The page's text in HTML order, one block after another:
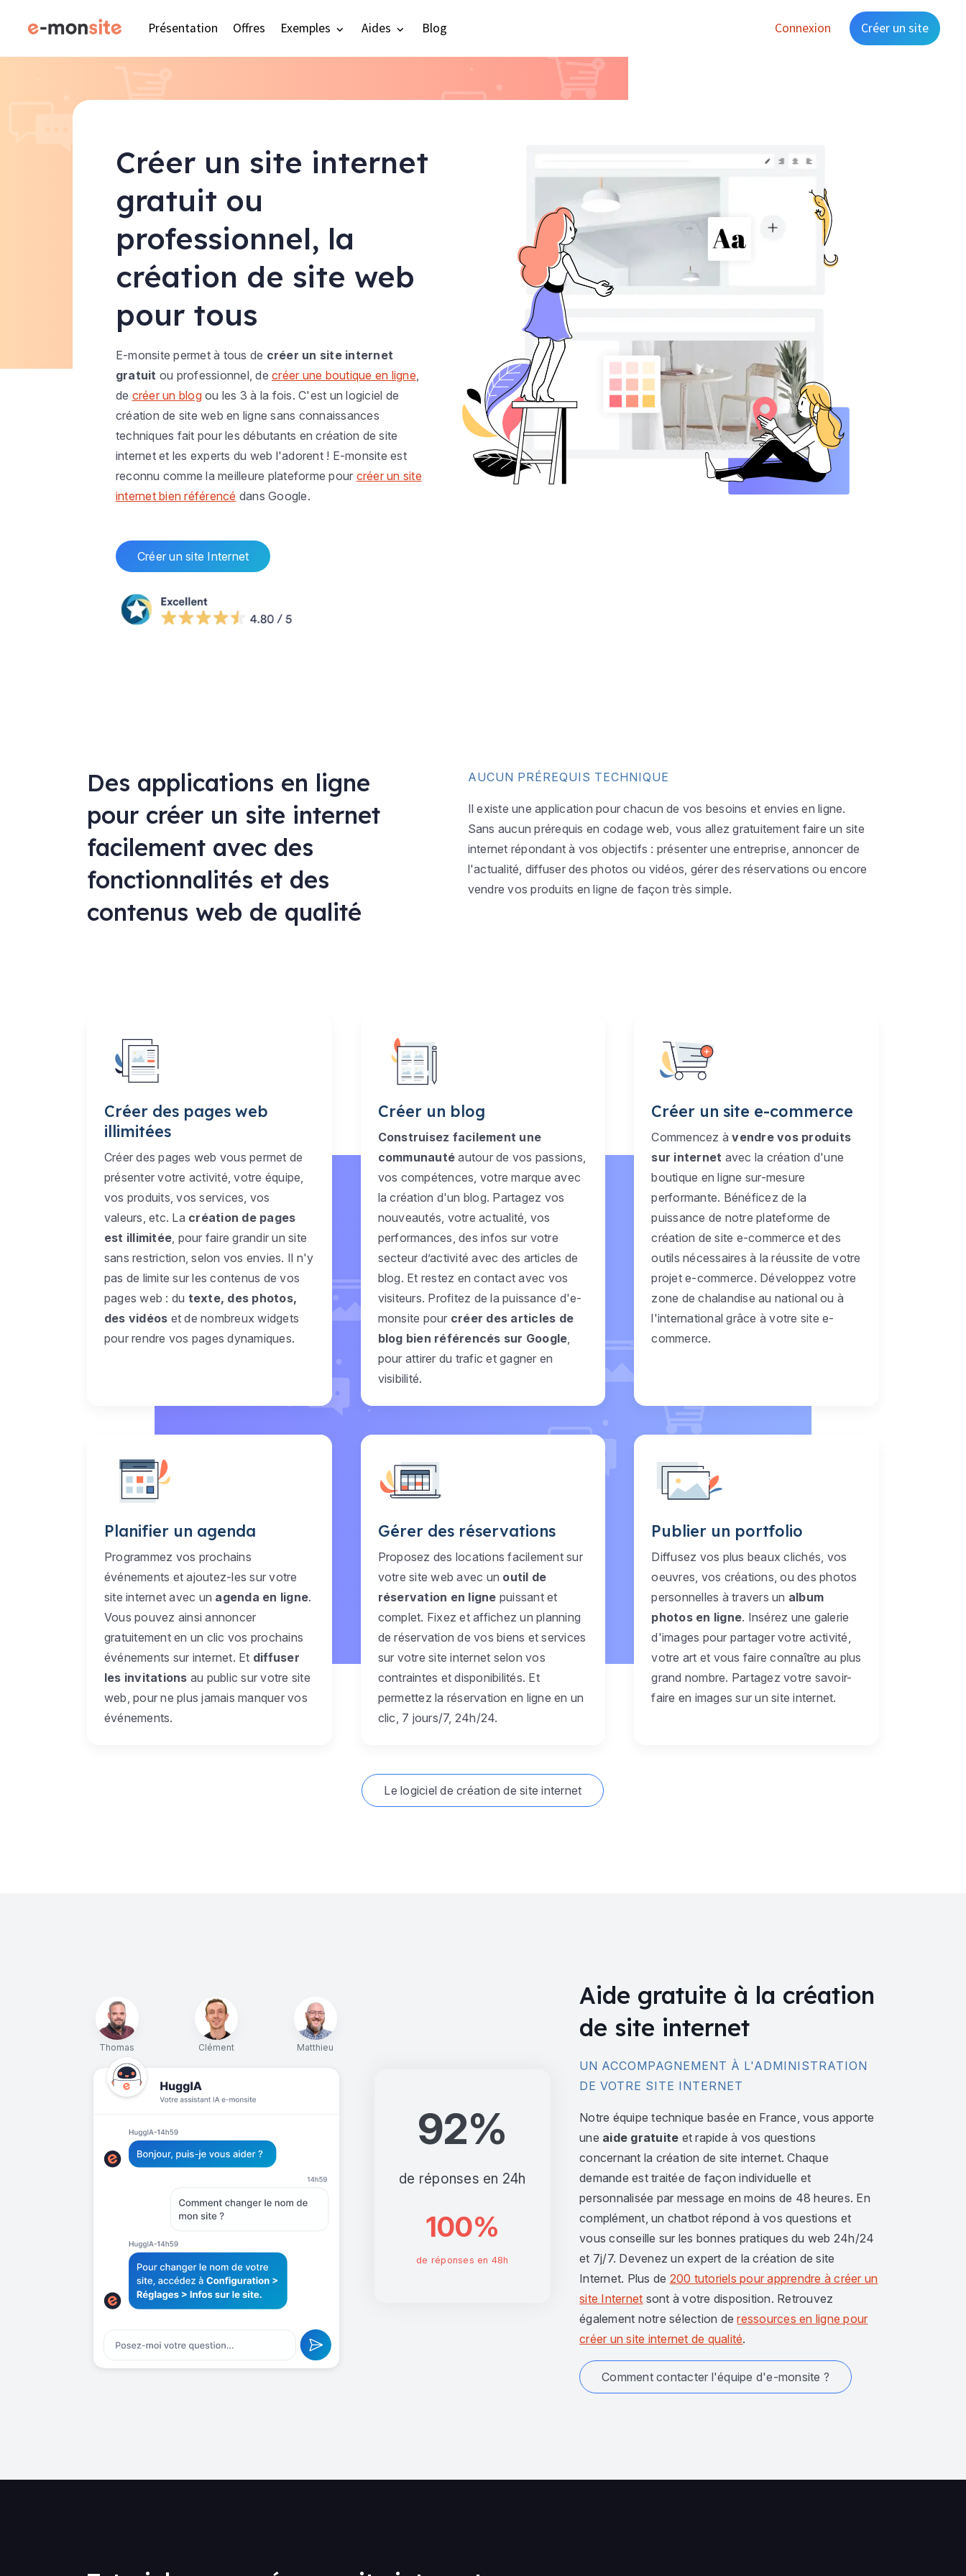
Présentation Offres Exemples Aides Blog Connexion Créer un site
Créer un site internet
gratuit ou
professionnel, la
création de site web
pour tous
E-monsite permet à tous de créer un site internet
gratuit ou professionnel, decréer une boutique en ligne,
de créer un blogou les 3 à la fois. C'est un logiciel de
création de site web en ligne sans connaissances
techniques fait pour les débutants en création de site
internet et les experts du web l'adorent ! E-monsite est
reconnu comme la meilleure plateforme pour créer un site
internet bien référencé dans Google.
Créer un site Internet
Des applications en ligne
pour créer un site internet
facilement avec des
fonctionnalités et des
contenus web de qualité
AUCUN PRÉREQUIS TECHNIQUE
Il existe une application pour chacun de vos besoins et envies en ligne.
Sans aucun prérequis en codage web, vous allez gratuitement faire un site
internet répondant à vos objectifs : présenter une entreprise, annoncer de
l'actualité, diffuser des photos ou vidéos, gérer des réservations ou encore
vendre vos produits en ligne de façon très simple.
Créer des pages web
illimitées
Créer des pages web vous permet de
présenter votre activité, votre équipe,
vos produits, vos services, vos
valeurs, etc. La création de pages
est illimitée , pour faire grandir un site
sans restriction, selon vos envies. Il n'y
pas de limite sur les contenus de vos
pages web : du texte, des photos,
des vidéos et de nombreux widgets
pour rendre vos pages dynamiques.
Créer un blog
Construisez facilement une
communauté autour de vos passions,
vos compétences, votre marque avec
la création d'un blog. Partagez vos
nouveautés, votre actualité, vos
performances, des infos sur votre
secteur d’activité avec des articles de
blog. Et restez en contact avec vos
visiteurs. Profitez de la puissance d'e-
monsite pour créer des articles de
blog bien référencés sur Google
pour attirer du trafic et gagner en
visibilité.
Créer un site e-commerce
Commencez àvendre vos produits
sur internet avec la création d'une
boutique en ligne sur-mesure
performante. Bénéficez de la
puissance de notre plateforme de
création de site e-commerce et des
outils nécessaires à la réussite de votre
projet e-commerce. Développez votre
zone de chalandise au national ou à
l'international grâce à votre site e-
commerce.
Planifier un agenda
Programmez vos prochains
événements et ajoutez-les sur votre
site internet avec un agenda en ligne.
Vous pouvez ainsi annoncer
gratuitement en un clic vos prochains
événements sur internet. Et diffuser
les invitations au public sur votre site
web, pour ne plus jamais manquer vos
événements.
Gérer des réservations
Proposez des locations facilement sur
votre site web avec un outil de
réservation en ligne puissant et
complet. Fixez et affichez un planning
de réservation de vos biens et services
sur votre site internet selon vos
contraintes et disponibilités. Et
permettez la réservation en ligne en un
clic, 7 jours/7, 24h/24.
Publier un portfolio
Diffusez vos plus beaux clichés, vos
oeuvres, vos créations, ou des photos
personnelles à travers un album
photos en ligne. Insérez une galerie
d'images pour partager votre activité,
votre art et vous faire connaître au plus
grand nombre. Partagez votre savoir-
faire en images sur un site internet.
Le logiciel de création de site internet
Thomas Clément Matthieu
92%
de réponses en 24h
100%
de réponses en 48h
Aide gratuite à la création
de site internet
UN ACCOMPAGNEMENT À L'ADMINISTRATION
DE VOTRE SITE INTERNET
Notre équipe technique basée en France, vous apporte
une aide gratuite et rapide à vos questions
concernant la création de site internet. Chaque
demande est traitée de façon individuelle et
personnalisée par message en moins de 48 heures. En
complément, un chatbot répond à vos questions et
vous conseille sur les bonnes pratiques du web 24h/24
et 7j/7. Devenez un expert de la création de site
Internet. Plus de 200 tutoriels pour apprendre à créer un
site Internet sont à votre disposition. Retrouvez
également notre sélection deressources en ligne pour
créer un site internet de qualité.
Comment contacter l'équipe d'e-monsite ?